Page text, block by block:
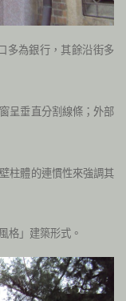
多為銀行，其餘沿街多
呈垂直分割線條；外部
柱體的連慣性來強調其
格」建築形式。